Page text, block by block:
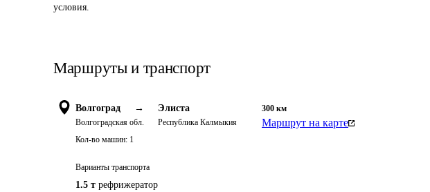
условия.
Маршруты и транспорт
Волгоград →
Волгоградская обл.
Элиста
Республика Калмыкия
300 км
Маршрут на карте
Кол-во машин: 1
Варианты транспорта
1.5 т рефрижератор